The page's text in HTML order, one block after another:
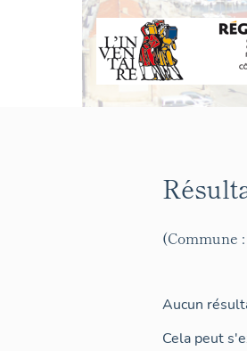
(Commune
Aucun
Cela peut